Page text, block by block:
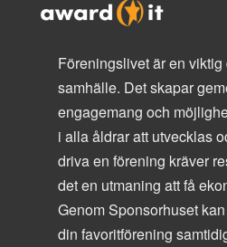
Föreningslivet är en viktig
samhälle. Det skapar
engagemang och
i alla åldrar att utvecklas
driva en förening kräver
det en utmaning att få
Genom Sponsorhuset
din favoritförening